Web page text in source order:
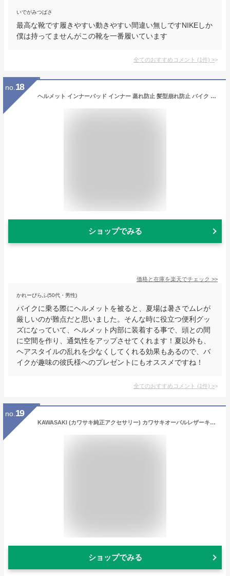
いでがみつばさ
最高な靴です履きやすい動きやすい間違い無しですNIKEしか
僕は持ってませんがこの靴を一番履いています
全てのおすすめコメント (1件) >
no. 18
ヘルメット インナーパッド インナー 蒸れ防止 髪型崩れ防止 バイク 自転車 ヘルメット 汎用 ヘルメットインナー 汗 ムレ 軽減
ショップでみる
価格と在庫を楽天でチェック >>
かれーぴらふ(50代・男性)
バイクに乗る際にヘルメットを被ると、夏場は暑さでムレが
厳しいのが難点だと思いました。そんな時に役立つ便利グッ
ズになっていて、ヘルメット内部に装着する事で、頭との間
に空間を作り、通気性をアップさせてくれます！夏以外も、
ヘアスタイルの乱れを少なくしてくれる効果もあるので、バ
イクが趣味の彼氏様へのプレゼントにもオススメですね！
全てのおすすめコメント (1件) >
no. 19
KAWASAKI (カワサキ純正アクセサリー) カワサキオーバルレザーキーホルダーG J70020146
ショップでみる